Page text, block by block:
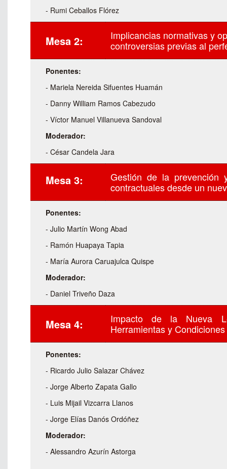
- Rumi Ceballos Flórez
Mesa 2:
Implicancias normativas y
controversias previas al
Ponentes:
- Mariela Nereida Sifuentes Huamán
- Danny William Ramos Cabezudo
- Víctor Manuel Villanueva Sandoval
Moderador:
- César Candela Jara
Mesa 3:
Gestión de la prevención
contractuales desde un
Ponentes:
- Julio Martín Wong Abad
- Ramón Huapaya Tapia
- María Aurora Caruajulca Quispe
Moderador:
- Daniel Triveño Daza
Mesa 4:
Impacto de la Nueva
Herramientas y
Ponentes:
- Ricardo Julio Salazar Chávez
- Jorge Alberto Zapata Gallo
- Luis Mijail Vizcarra Llanos
- Jorge Elías Danós Ordóñez
Moderador:
- Alessandro Azurín Astorga